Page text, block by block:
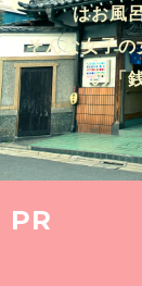
はお風
そんな女子
の「
PR